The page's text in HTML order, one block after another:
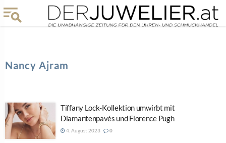
Nancy Ajram
Tiffany Lock-Kollektion umwirbt mit
Diamantenpavés und Florence Pugh
4. August 2023 0